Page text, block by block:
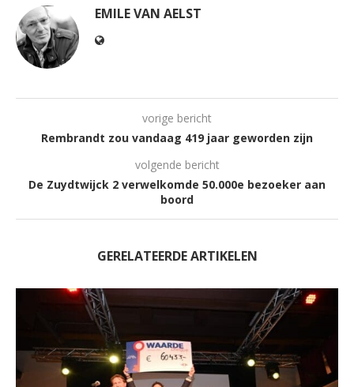
EMILE VAN AELST
vorige bericht
Rembrandt zou vandaag 419 jaar geworden zijn
volgende bericht
De Zuydtwijck 2 verwelkomde 50.000e bezoeker aan
boord
GERELATEERDE ARTIKELEN